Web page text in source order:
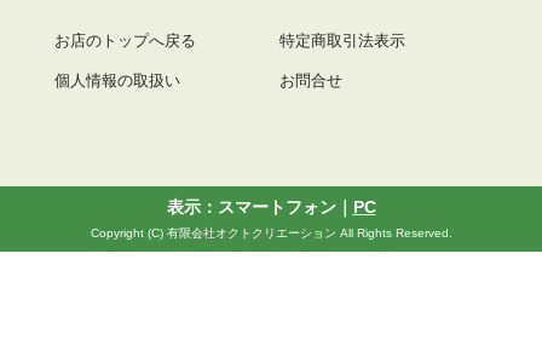
お店のトップへ戻る 特定商取引法表示
個人情報の取扱い お問合せ
表示：スマートフォン｜ PC
Copyright (C) 有限会社オクトクリエーション All Rights Reserved.